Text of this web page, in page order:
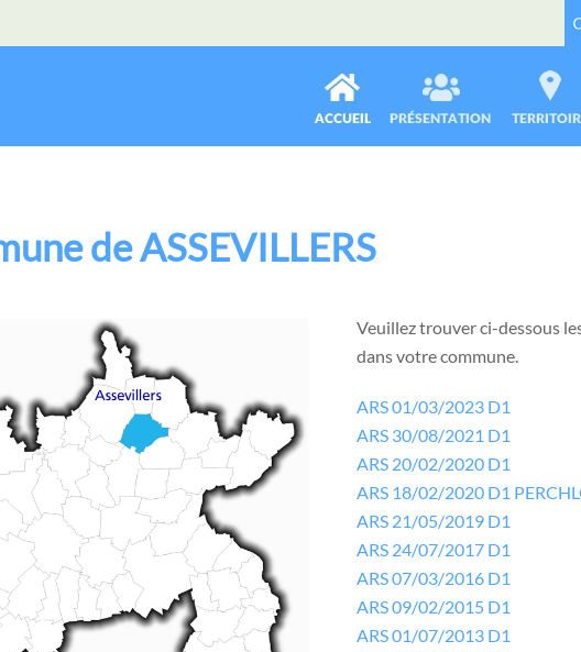
de ASSEVILLERS
Veuillez trouver ci-dessous
dans votre commune.
ARS 01/03/2023 D1
ARS 30/08/2021 D1
ARS 20/02/2020 D1
ARS 18/02/2020 D1
ARS 21/05/2019 D1
ARS 24/07/2017 D1
ARS 07/03/2016 D1
ARS 09/02/2015 D1
ARS 01/07/2013 D1